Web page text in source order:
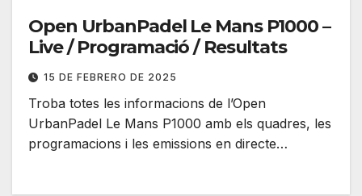
Open UrbanPadel Le Mans P1000 –
Live / Programació / Resultats
15 DE FEBRERO DE 2025
Troba totes les informacions de l’Open
UrbanPadel Le Mans P1000 amb els quadres, les
programacions i les emissions en directe…